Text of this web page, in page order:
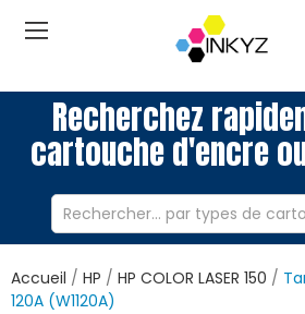
Recherchez
cartouche d'encre
Accueil HP HP COLOR LASER 150
120A (W1120A)